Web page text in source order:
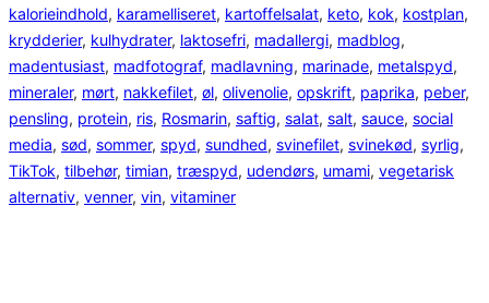
kalorieindhold, karamelliseret, kartoffelsalat, keto, kok, kostplan
krydderier, kulhydrater, laktosefri, madallergi, madblog
madentusiast, madfotograf, madlavning, marinade, metalspyd
mineraler, mørt, nakkefilet, øl, olivenolie, opskrift, paprika, peber
pensling, protein, ris, Rosmarin, saftig, salat, salt, sauce, social
media, sød, sommer, spyd, sundhed, svinefilet, svinekød, syrlig
TikTok, tilbehør, timian, træspyd, udendørs, umami, vegetarisk
alternativ, venner, vin, vitaminer